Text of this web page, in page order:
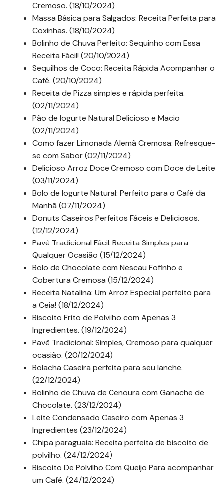
Cremoso. (18/10/2024)
Massa Básica para Salgados: Receita Perfeita para
Coxinhas. (18/10/2024)
Bolinho de Chuva Perfeito: Sequinho com Essa
Receita Fácil! (20/10/2024)
Sequilhos de Coco: Receita Rápida Acompanhar o
Café. (20/10/2024)
Receita de Pizza simples e rápida perfeita.
(02/11/2024)
Pão de Iogurte Natural Delicioso e Macio
(02/11/2024)
Como fazer Limonada Alemã Cremosa: Refresque-
se com Sabor (02/11/2024)
Delicioso Arroz Doce Cremoso com Doce de Leite
(03/11/2024)
Bolo de Iogurte Natural: Perfeito para o Café da
Manhã (07/11/2024)
Donuts Caseiros Perfeitos Fáceis e Deliciosos.
(12/12/2024)
Pavê Tradicional Fácil: Receita Simples para
Qualquer Ocasião (15/12/2024)
Bolo de Chocolate com Nescau Fofinho e
Cobertura Cremosa (15/12/2024)
Receita Natalina: Um Arroz Especial perfeito para
a Ceia! (18/12/2024)
Biscoito Frito de Polvilho com Apenas 3
Ingredientes. (19/12/2024)
Pavê Tradicional: Simples, Cremoso para qualquer
ocasião. (20/12/2024)
Bolacha Caseira perfeita para seu lanche.
(22/12/2024)
Bolinho de Chuva de Cenoura com Ganache de
Chocolate. (23/12/2024)
Leite Condensado Caseiro com Apenas 3
Ingredientes (23/12/2024)
Chipa paraguaia: Receita perfeita de biscoito de
polvilho. (24/12/2024)
Biscoito De Polvilho Com Queijo Para acompanhar
um Café. (24/12/2024)